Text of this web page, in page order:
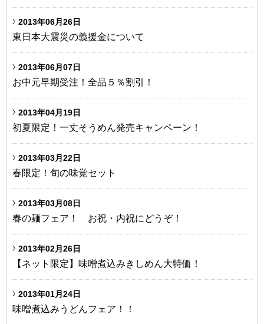
2013年06月26日
東日本大震災の義援金について
2013年06月07日
お中元早期受注！全品５％割引！
2013年04月19日
初夏限定！一丈そうめん発売キャンペーン！
2013年03月22日
春限定！旬の味覚セット
2013年03月08日
春の麺フェア！ お祝・内祝にどうぞ！
2013年02月26日
【ネット限定】味噌煮込みきしめん大特価！
2013年01月24日
味噌煮込みうどんフェア！！